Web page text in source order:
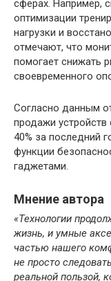
сферах. Например,
оптимизации
нагрузки и
отмечают, что
помогает снижать
своевременного
Согласно данным
продажи
40% за последний
функции
гаджетами.
Мнение автора
«Технологии
жизнь, и умные
частью нашего
не просто
реальной пользой,